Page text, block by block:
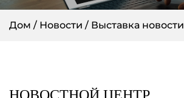
Дом / Новости / Выставка новости